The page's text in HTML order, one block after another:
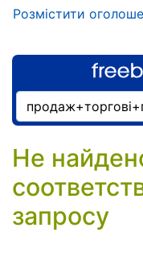
Розмістити
Не
запросу